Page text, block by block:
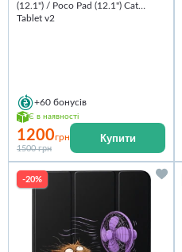
(12.1") / Poco Pad (12.1") Cat
Tablet v2
+60 бонусів
Є в наявності
1200грн
1500 грн
Купити
-20%